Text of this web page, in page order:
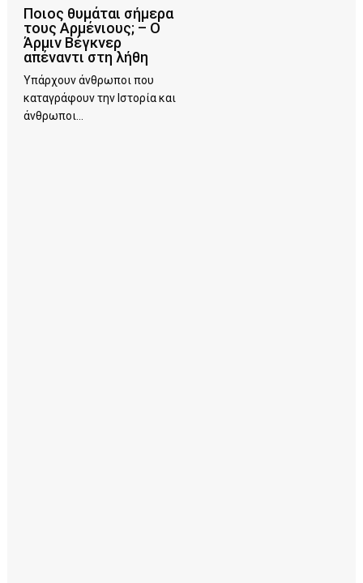
Ποιος θυμάται σήμερα
τους Αρμένιους; – Ο
Άρμιν Βέγκνερ
απέναντι στη λήθη
Υπάρχουν άνθρωποι που
καταγράφουν την Ιστορία και
άνθρωποι...